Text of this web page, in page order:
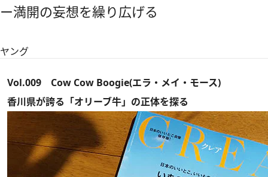
ー満開の妄想を繰り広げる
ヤング
Vol.009 Cow Cow Boogie(エラ・メイ・モース)
香川県が誇る「オリーブ牛」の正体を探る